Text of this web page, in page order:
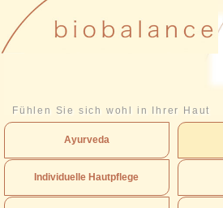
Fühlen Sie sich wohl in Ihrer Haut
Ayurveda
Individuelle Hautpflege